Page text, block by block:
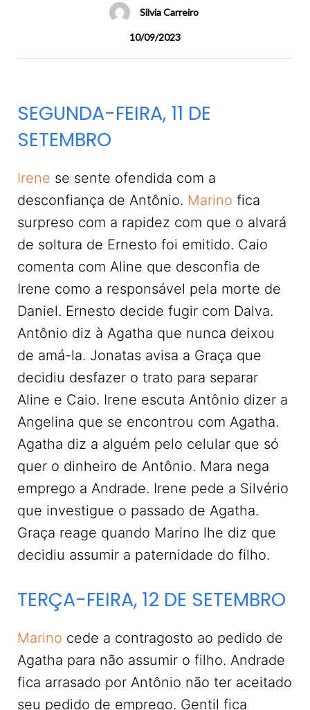
Silvia Carreiro
10/09/2023
SEGUNDA-FEIRA, 11 DE
SETEMBRO
Irene se sente ofendida com a
desconfiança de Antônio. Marino fica
surpreso com a rapidez com que o alvará
de soltura de Ernesto foi emitido. Caio
comenta com Aline que desconfia de
Irene como a responsável pela morte de
Daniel. Ernesto decide fugir com Dalva.
Antônio diz à Agatha que nunca deixou
de amá-la. Jonatas avisa a Graça que
decidiu desfazer o trato para separar
Aline e Caio. Irene escuta Antônio dizer a
Angelina que se encontrou com Agatha.
Agatha diz a alguém pelo celular que só
quer o dinheiro de Antônio. Mara nega
emprego a Andrade. Irene pede a Silvério
que investigue o passado de Agatha.
Graça reage quando Marino lhe diz que
decidiu assumir a paternidade do filho.
TERÇA-FEIRA, 12 DE SETEMBRO
Marino cede a contragosto ao pedido de
Agatha para não assumir o filho. Andrade
fica arrasado por Antônio não ter aceitado
seu pedido de emprego. Gentil fica